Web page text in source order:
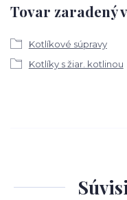
Tovar zaradený
Kotlíkové súpravy
Kotlíky s žiar. kotlinou